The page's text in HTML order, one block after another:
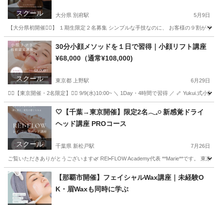
スクール 大分県 別府駅 5月9日
【大分県初開催❤️‍🔥】 １期生限定２名募集 シンプルな手技なのに、 お客様の９割が
大分 別府市 別府駅
スクール
30分小顔メソッドを１日で習得｜小顔リフト講座
¥68,000（通常¥108,000)
東京都 上野駅 6月29日
❤️‍🔥【東京開催・2名限定】❤️‍🔥 9/9(水)10:00~ ＼ 1Day・4時間で習得 ／ 🦴 Yukui.式小
東京 墨田区 上野駅 その他 小顔
スクール
🤍【千葉→東京開催】限定2名𓂃𓈒𓏸 新感覚ドライ
ヘッド講座 PROコース
千葉県 新松戸駅 7月26日
ご覧いただきありがとうございます🌿 REI•FLOW Academy代表 **Marie**です。 東
千葉 松戸市 新松戸駅 ヘッドスパ
【那覇市開催】フェイシャルWax講座｜未経験O
K・眉Waxも同時に学ぶ